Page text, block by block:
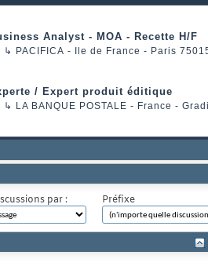
Analyst - MOA - Recette H/F
↳ PACIFICA - Ile de France - Paris
/ Expert produit éditique
↳ LA BANQUE POSTALE - France -
par : Préfixe